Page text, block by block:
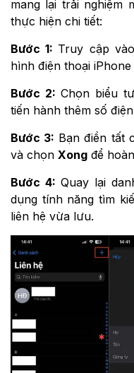
mang lại trải nghiệm
thực hiện chi tiết:
Bước 1: Truy cập
hình điện thoại
Bước 2: Chọn biểu
tiến hành thêm số
Bước 3: Bạn điền tất
và chọn Xong để
Bước 4: Quay lại
dụng tính năng tìm
liên hệ vừa lưu.